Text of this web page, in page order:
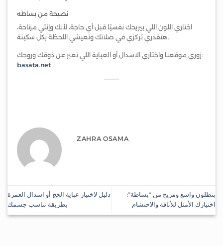
نصيحة من بساطه
اختاري اللون اللي بيريحك نفسيًا قبل أي حاجة، لأنك وإنتي مرتاحة،
هتقدري تركزي في صلاتك وتعيشي اللحظة بكل سكينة.
زوري موقعنا واختاري الاسدال أو العباية اللي تعبر عن ذوقك وروحك:
basata.net
ZAHRA OSAMA
دليل لاختيار عباية الحج أو اسدال العمرة
بطريقة تناسب جسمك
بنطلون واسع ومريح من “بساطة”:
اختيارك الأمثل للأناقة والاحتشام